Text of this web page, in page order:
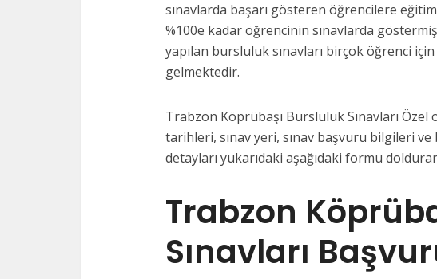
sınavlarda başarı gösteren öğrencilere
%100e kadar öğrencinin sınavlarda
yapılan bursluluk sınavları birçok öğrenci
gelmektedir.
Trabzon Köprübaşı Bursluluk Sınavları
tarihleri, sınav yeri, sınav başvuru bilgileri
detayları yukarıdaki aşağıdaki formu
Trabzon
Sınavları